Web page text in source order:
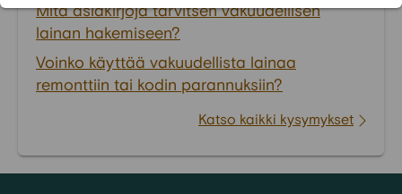
Mitä asiakirjoja tarvitsen vakuudellisen
lainan hakemiseen?
Voinko käyttää vakuudellista lainaa
remonttiin tai kodin parannuksiin?
Katso kaikki kysymykset